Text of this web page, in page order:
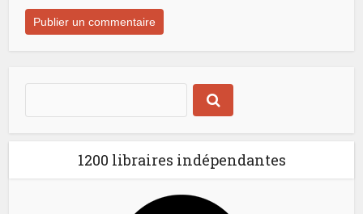
1200 libraires indépendantes